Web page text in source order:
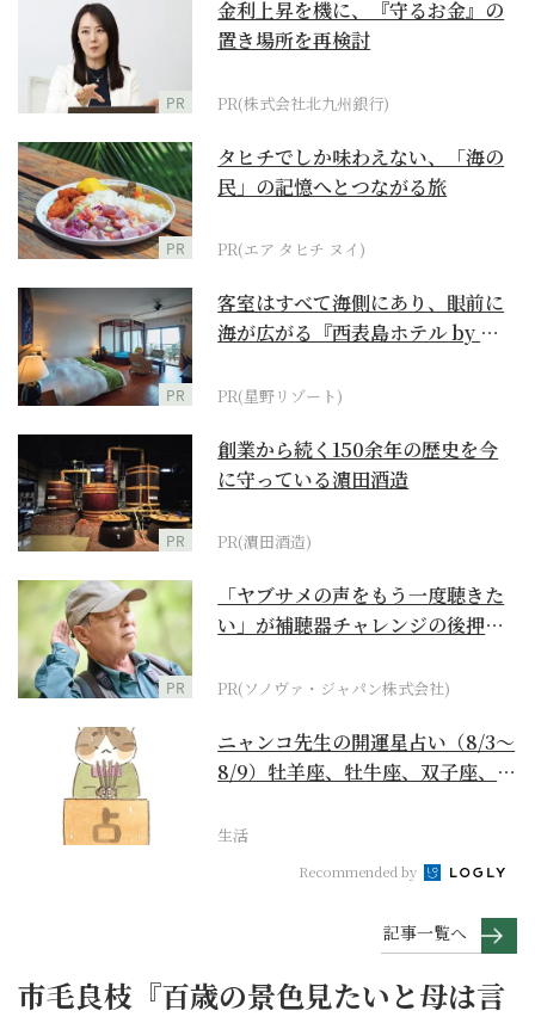
PR
金利上昇を機に、『守るお金』の
置き場所を再検討
PR(株式会社北九州銀行)
PR
タヒチでしか味わえない、「海の
民」の記憶へとつながる旅
PR(エア タヒチ ヌイ)
PR
客室はすべて海側にあり、眼前に
海が広がる『西表島ホテル by 星
PR(星野リゾート)
PR
創業から続く150余年の歴史を今
に守っている濵田酒造
PR(濵田酒造)
PR
「ヤブサメの声をもう一度聴きた
い」が補聴器チャレンジの後押し
PR(ソノヴァ・ジャパン株式会社)
ニャンコ先生の開運星占い（8/3～
8/9）牡羊座、牡牛座、双子座、蟹
生活
Recommended by
記事一覧へ
市毛良枝『百歳の景色見たいと母は言